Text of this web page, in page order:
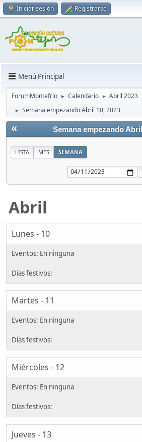
Iniciar sesión Registrarse
Menú Principal
ForumMontefrio ► Calendario ► Abril 2023
► Semana empezando Abril 10, 2023
« Semana empezando
LISTA MES SEMANA
Abril
Lunes - 10
Martes - 11
Miércoles - 12
Jueves - 13